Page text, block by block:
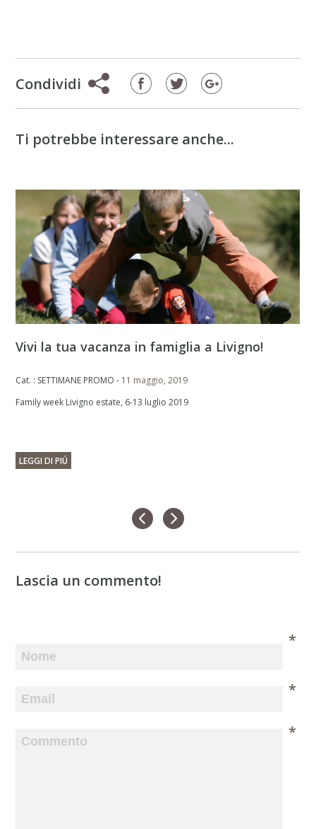
Condividi
Ti potrebbe interessare anche...
Vivi la tua vacanza in famiglia a Livigno!
Cat. : SETTIMANE PROMO - 11 maggio, 2019
Family week Livigno estate, 6-13 luglio 2019
LEGGI DI PIÚ
Lascia un commento!
*
*
*